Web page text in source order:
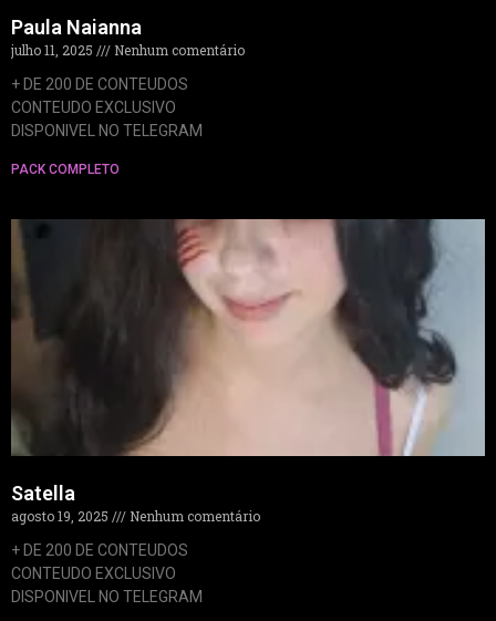
Paula Naianna
julho 11, 2025
Nenhum comentário
+ DE 200 DE CONTEUDOS
CONTEUDO EXCLUSIVO
DISPONIVEL NO TELEGRAM
PACK COMPLETO
Satella
agosto 19, 2025
Nenhum comentário
+ DE 200 DE CONTEUDOS
CONTEUDO EXCLUSIVO
DISPONIVEL NO TELEGRAM